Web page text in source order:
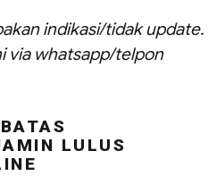
indikasi/tidak update.
via whatsapp/telpon
LULUS